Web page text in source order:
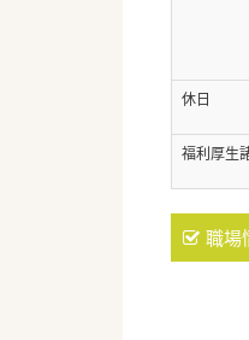
休日
福利厚生
職場